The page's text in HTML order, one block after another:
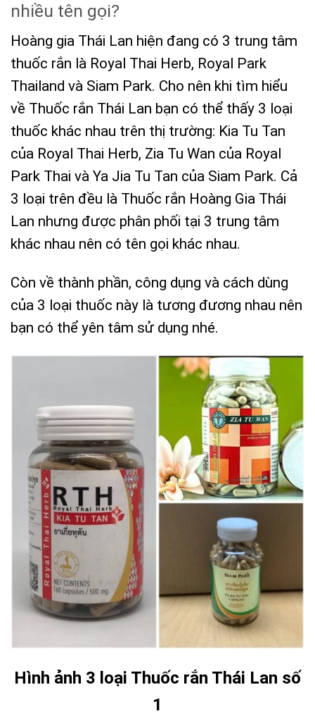
nhiều tên gọi?
Hoàng gia Thái Lan hiện đang có 3 trung tâm
thuốc rắn là Royal Thai Herb, Royal Park
Thailand và Siam Park. Cho nên khi tìm hiểu
về Thuốc rắn Thái Lan bạn có thể thấy 3 loại
thuốc khác nhau trên thị trường: Kia Tu Tan
của Royal Thai Herb, Zia Tu Wan của Royal
Park Thai và Ya Jia Tu Tan của Siam Park. Cả
3 loại trên đều là Thuốc rắn Hoàng Gia Thái
Lan nhưng được phân phối tại 3 trung tâm
khác nhau nên có tên gọi khác nhau.
Còn về thành phần, công dụng và cách dùng
của 3 loại thuốc này là tương đương nhau nên
bạn có thể yên tâm sử dụng nhé.
Hình ảnh 3 loại Thuốc rắn Thái Lan số
1